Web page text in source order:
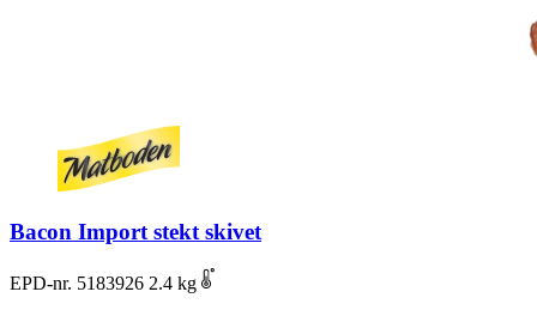
Bacon Import stekt skivet
EPD-nr. 5183926 2.4 kg